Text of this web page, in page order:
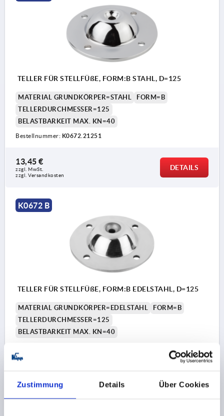
Zustimmung Details Über Cookies
TELLER FÜR STELLFÜßE, FORM:B STAHL, D=125
MATERIAL GRUNDKÖRPER=STAHL
FORM=B
TELLERDURCHMESSER=125
BELASTBARKEIT MAX. KN=40
Bestellnummer: K0672.21251
13,45 €
zzgl. MwSt.
zzgl. Versandkosten
DETAILS
K0672 B
TELLER FÜR STELLFÜßE, FORM:B EDELSTAHL, D=125
MATERIAL GRUNDKÖRPER=EDELSTAHL
FORM=B
TELLERDURCHMESSER=125
BELASTBARKEIT MAX. KN=40
zzgl. Versandkosten